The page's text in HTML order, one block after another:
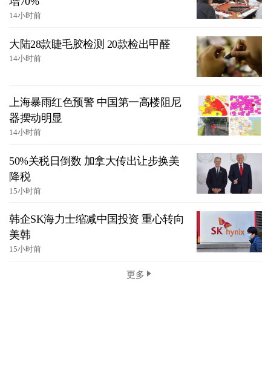
14小时前
大陆28款睫毛胶检测 20款检出甲醛
14小时前
上海暴雨红色预警 中国第一高楼阻尼
器摆动明显
14小时前
50%关税日倒数 加拿大传出让步换美
降税
15小时前
韩企SK海力士缩减中国投资 重心转向
美韩
15小时前
更多